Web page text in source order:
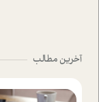
آخرین مطالب